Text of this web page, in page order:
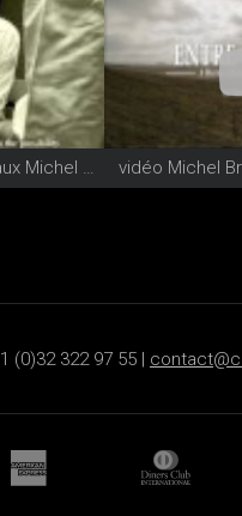
Vidéo série de couteaux Michel Bras vidéo Michel
(0)32 322 97 55 |